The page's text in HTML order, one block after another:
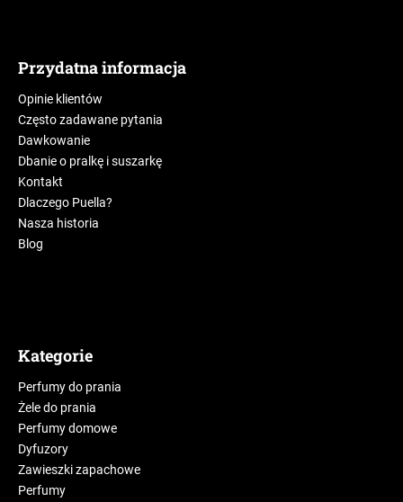
Przydatna informacja
Opinie klientów
Często zadawane pytania
Dawkowanie
Dbanie o pralkę i suszarkę
Kontakt
Dlaczego Puella?
Nasza historia
Blog
Kategorie
Perfumy do prania
Żele do prania
Perfumy domowe
Dyfuzory
Zawieszki zapachowe
Perfumy